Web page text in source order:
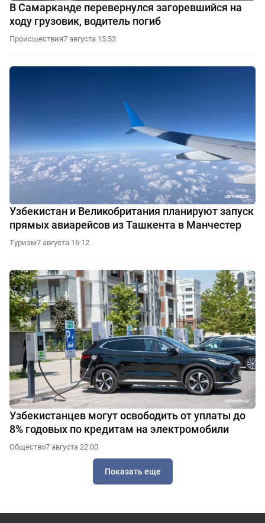
В Самарканде перевернулся загоревшийся на
ходу грузовик, водитель погиб
Происшествия7 августа 15:53
Узбекистан и Великобритания планируют запуск
прямых авиарейсов из Ташкента в Манчестер
Туризм7 августа 16:12
Узбекистанцев могут освободить от уплаты до
8% годовых по кредитам на электромобили
Общество7 августа 22:00
Показать еще